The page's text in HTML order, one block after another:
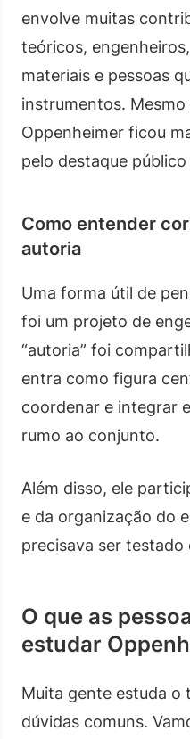
envolve muitas
teóricos,
materiais e pessoas
instrumentos.
Oppenheimer ficou
pelo destaque
Como entender
autoria
Uma forma útil de
foi um projeto de
“autoria” foi
entra como figura
coordenar e integrar
rumo ao conjunto.
Além disso, ele
e da organização do
precisava ser testado
O que as
estudar
Muita gente estuda o
dúvidas comuns.